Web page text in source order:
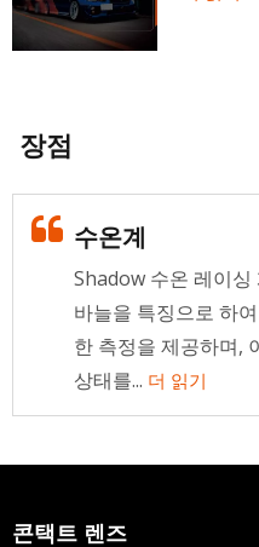
장점
수온계
Shadow 수온 레이싱
바늘을 특징으로 하
한 측정을 제공하며,
상태를... 더 읽기
콘택트 렌즈